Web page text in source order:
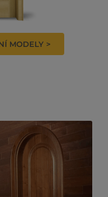
MODELY >